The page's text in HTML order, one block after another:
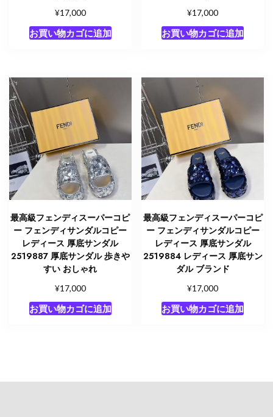
¥17,000
お買い物カゴに追加
¥17,000
お買い物カゴに追加
最高級フェンディスーパーコピ
ー フェンディサンダルコピー
レディース 厚底サンダル
2519887 厚底サンダル 歩きや
すい おしゃれ
¥17,000
お買い物カゴに追加
最高級フェンディスーパーコピ
ー フェンディサンダルコピー
レディース 厚底サンダル
2519884 レディース 厚底サン
ダル ブランド
¥17,000
お買い物カゴに追加